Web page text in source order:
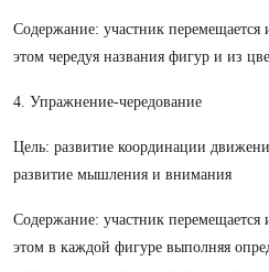
Содержание: участник
этом чередуя названия фигур и из
4. Упражнение-чередование
Цель: развитие координации
развитие мышления и внимания
Содержание: участник
этом в каждой фигуре выполняя